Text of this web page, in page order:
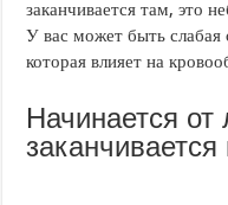
заканчивается там, это
У вас может быть слабая
которая влияет на
Начинается от